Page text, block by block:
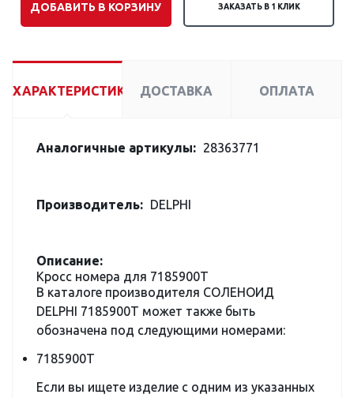
ДОБАВИТЬ В КОРЗИНУ ЗАКАЗАТЬ В 1 КЛИК
ХАРАКТЕРИСТИКИ ДОСТАВКА ОПЛАТА
Аналогичные артикулы: 28363771
Производитель: DELPHI
Описание:
Кросс номера для 7185900T
В каталоге производителя СОЛЕНОИД
DELPHI 7185900T может также быть
обозначена под следующими номерами:
7185900T
Если вы ищете изделие с одним из указанных